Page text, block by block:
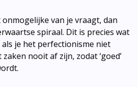
van je vraagt, dan
spiraal. Dit is precies wat
je het perfectionisme niet
nooit af zijn, zodat ‘goed’